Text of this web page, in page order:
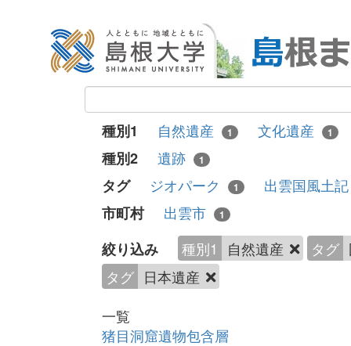
種別1 自然遺産 1 文化遺産 1
種別2 遺跡 1
タグ ジオパーク 1
出雲国風土
市町村
出雲市 1
絞り込み 種別1 自然遺産 タグ
タグ 日本遺産
一覧
猪目洞窟遺物包含層